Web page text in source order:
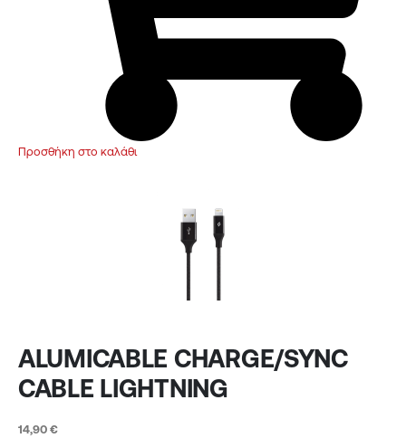
Προσθήκη στο καλάθι
ALUMICABLE CHARGE/SYNC
CABLE LIGHTNING
14,90 €